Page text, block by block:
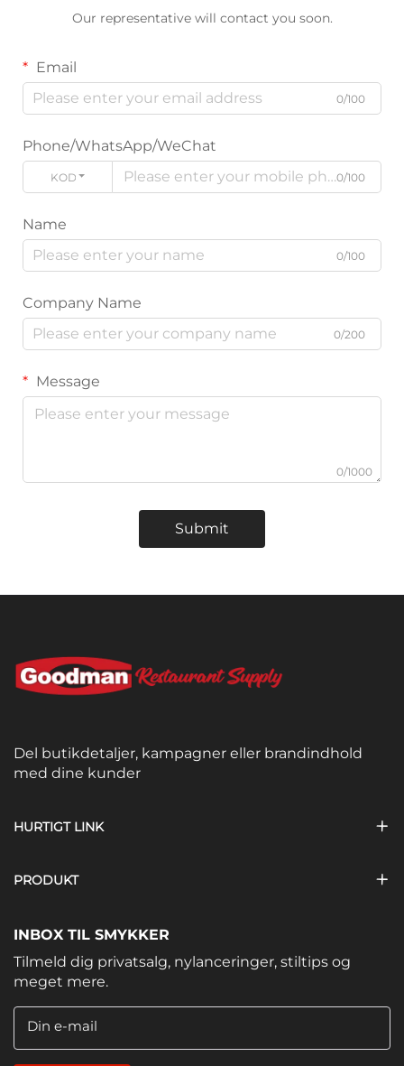
Our representative will contact you soon.
Email
0/100
Phone/WhatsApp/WeChat
KODE 0/100
Name
0/100
Company Name
0/200
Message
0/1000
Submit
Del butikdetaljer, kampagner eller brandindhold
med dine kunder
HURTIGT LINK
PRODUKT
INBOX TIL SMYKKER
Tilmeld dig privatsalg, nylanceringer, stiltips og
meget mere.
Din e-mail